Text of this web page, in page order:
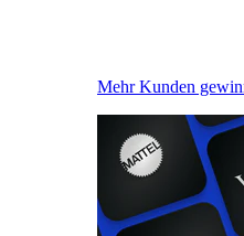
Mehr Kunden